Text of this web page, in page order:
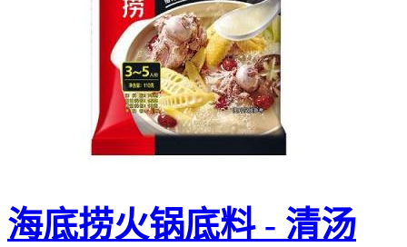
海底捞火锅底料 - 清汤